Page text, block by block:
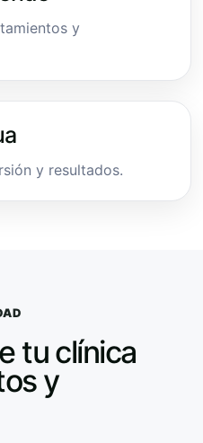
y
y resultados.
tu clínica
y